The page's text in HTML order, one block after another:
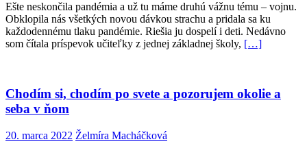
Ešte neskončila pandémia a už tu máme druhú vážnu tému – vojnu.
Obklopila nás všetkých novou dávkou strachu a pridala sa ku
každodennému tlaku pandémie. Riešia ju dospelí i deti. Nedávno
som čítala príspevok učiteľky z jednej základnej školy, […]
Chodím si, chodím po svete a pozorujem okolie a
seba v ňom
20. marca 2022 Želmíra Macháčková